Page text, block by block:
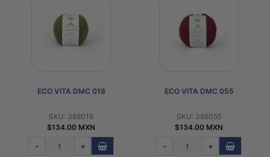
ECO VITA DMC 018
SKU: 388018
$134.00 MXN
- +
ECO VITA DMC 055
SKU: 388055
$134.00 MXN
- +